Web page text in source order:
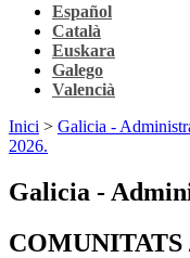
Español
Català
Euskara
Galego
Valencià
Inici > Galicia -
2026.
Galicia -